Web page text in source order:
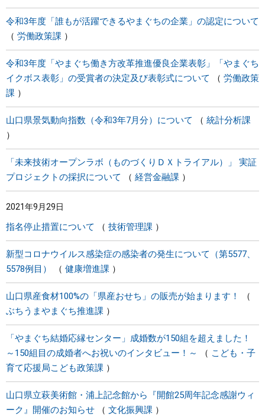
令和3年度「誰もが活躍できるやまぐちの企業」の認定について
労働政策課
令和3年度「やまぐち働き方改革推進優良企業表彰」「やまぐち
イクボス表彰」の受賞者の決定及び表彰式について
労働政策
課
山口県景気動向指数（令和3年7月分）について 統計分析課
「未来技術オープンラボ（ものづくりＤＸトライアル）」 実証
プロジェクトの採択について
経営金融課
2021年9月29日
指名停止措置について 技術管理課
新型コロナウイルス感染症の感染者の発生について（第5577、
5578例目）
健康増進課
山口県産食材100%の「県産おせち」の販売が始まります！
ぶちうまやまぐち推進課
「やまぐち結婚応縁センター」成婚数が150組を超えました！
～150組目の成婚者へお祝いのインタビュー！～
こども・子
育て応援局こども政策課
山口県立萩美術館・浦上記念館から『開館25周年記念感謝ウィ
ーク』開催のお知らせ
文化振興課